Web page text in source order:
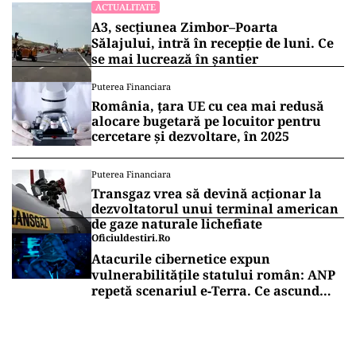
ACTUALITATE
A3, secțiunea Zimbor–Poarta
Sălajului, intră în recepție de luni. Ce
se mai lucrează în șantier
Puterea Financiara
România, țara UE cu cea mai redusă
alocare bugetară pe locuitor pentru
cercetare și dezvoltare, în 2025
Puterea Financiara
Transgaz vrea să devină acționar la
dezvoltatorul unui terminal american
de gaze naturale lichefiate
Oficiuldestiri.ro
Atacurile cibernetice expun
vulnerabilitățile statului român: ANP
repetă scenariul e‑Terra. Ce ascund